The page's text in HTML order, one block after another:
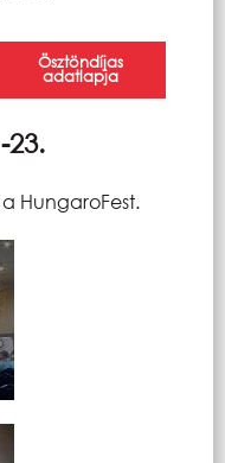
Ösztöndíjas
adatlapja
23.
HungaroFest.